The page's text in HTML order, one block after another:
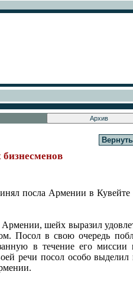
бизнесменов
посла Армении в Кувейте
шейх выразил
Посол в свою очередь
в течение его миссии
речи посол особо выделил